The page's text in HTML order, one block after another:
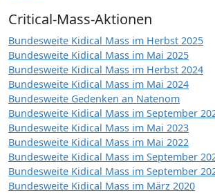
Critical-Mass-Aktionen
Bundesweite Kidical Mass im Herbst 2025
Bundesweite Kidical Mass im Mai 2025
Bundesweite Kidical Mass im Herbst 2024
Bundesweite Kidical Mass im Mai 2024
Bundesweite Gedenken an Natenom
Bundesweite Kidical Mass im September
Bundesweite Kidical Mass im Mai 2023
Bundesweite Kidical Mass im Mai 2022
Bundesweite Kidical Mass im September
Bundesweite Kidical Mass im September
Bundesweite Kidical Mass im März 2020